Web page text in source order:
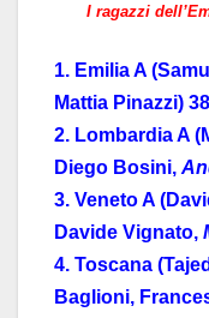
I ragazzi
1. Emilia A
Mattia Pinazzi)
2. Lombardia A
Diego Bosini,
3. Veneto A
Davide Vignato,
4. Toscana
Baglioni,